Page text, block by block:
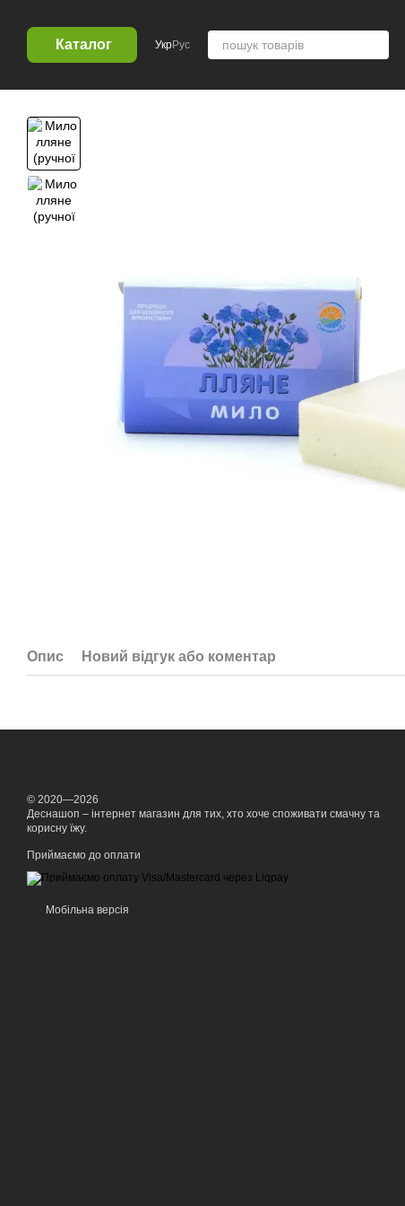
Каталог УкрРус
Опис Новий відгук або коментар
© 2020—2026
Деснашоп – інтернет магазин для тих, хто хоче споживати смачну та
корисну їжу.
Приймаємо до оплати
Мобільна версія